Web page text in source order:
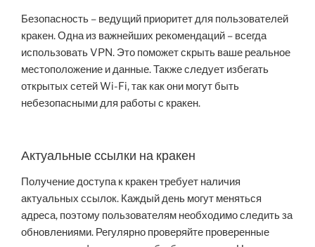
Безопасность – ведущий приоритет для пользователей
кракен. Одна из важнейших рекомендаций – всегда
использовать VPN. Это поможет скрыть ваше реальное
местоположение и данные. Также следует избегать
открытых сетей Wi-Fi, так как они могут быть
небезопасными для работы с кракен.
Актуальные ссылки на кракен
Получение доступа к кракен требует наличия
актуальных ссылок. Каждый день могут меняться
адреса, поэтому пользователям необходимо следить за
обновлениями. Регулярно проверяйте проверенные